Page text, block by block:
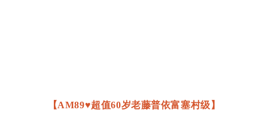
【AM89♥超值60岁老藤普依富塞村级 】